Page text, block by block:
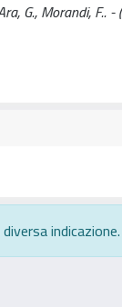
G., Morandi, F.. -
indicazione.